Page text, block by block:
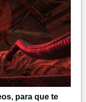
para que te